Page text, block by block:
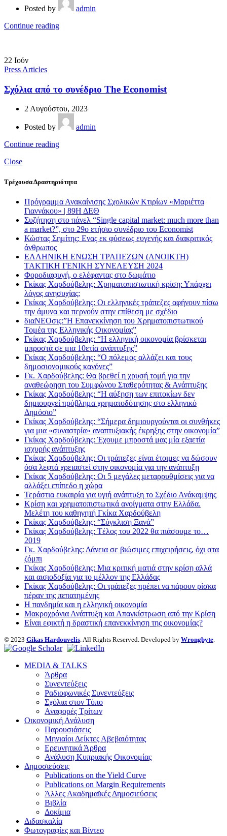
Posted by
admin
Continue reading
22 Ιούν
Press Articles
Σχόλια από το συνέδριο The Economist
2 Αυγούστου, 2023
Posted by
admin
Continue reading
Close
Τρέχουσα Δραστηριότητα
Πρόγραμμα Ανακαίνισης Σχολικών Κτιρίων «Μαριέττα
Γιαννάκου» | 89Η ΔΕΘ
Συζήτηση στο πάνελ “Single capital market: much more than
a market?”, στο 29ο ετήσιο συνέδριο του Economist
Κώστας Σημίτης: Ενας εκ φύσεως ευγενής και διακριτικός
άνθρωπος
ΕΛΛΗΝΙΚΗ ΕΝΩΣΗ ΤΡΑΠΕΖΩΝ (ΑΝΟΙΚΤΗ)
ΤΑΚΤΙΚΗ ΓΕΝΙΚΗ ΣΥΝΕΛΕΥΣΗ 2024
Φοροδιαφυγή, ο ελέφαντας στο δωμάτιο
Γκίκας Χαρδούβελης: Χρηματοπιστωτική κρίση: Υπάρχει
λόγος ανησυχίας;
Γκίκας Χαρδούβελης: Οι ελληνικές τράπεζες αφήνουν πίσω
την άμυνα και περνούν στην επίθεση με σχέδιο
διαΝΕΟσις:”Η Επανεκκίνηση του Χρηματοπιστωτικού
Τομέα της Ελληνικής Οικονομίας”
Γκίκας Χαρδούβελης: “Η ελληνική οικονομία βρίσκεται
μπροστά σε μια 10ετία ανάπτυξης”
Γκίκας Χαρδούβελης: “Ο πόλεμος αλλάζει και τους
δημοσιονομικούς κανόνες”
Γκ. Χαρδούβελης: Θα βρεθεί η χρυσή τομή για την
αναθεώρηση του Συμφώνου Σταθερότητας & Ανάπτυξης
Γκίκας Χαρδούβελης: “Η αύξηση των επιτοκίων δεν
δημιουργεί πρόβλημα χρηματοδότησης στο ελληνικό
Δημόσιο”
Γκίκας Χαρδούβελης: “Σήμερα δημιουργούνται οι συνθήκες
για μια «συναστρία» αναπτυξιακής έκρηξης στην οικονομία”
Γκίκας Χαρδούβελης: Έχουμε μπροστά μας μία εξαετία
ισχυρής ανάπτυξης
Γκίκας Χαρδούβελης: Οι τράπεζες είναι έτοιμες να δώσουν
όσα λεφτά χρειαστεί στην οικονομία για την ανάπτυξη
Γκίκας Χαρδούβελης: Οι 5 μεγάλες μεταρρυθμίσεις για να
αλλάξει επίπεδο η χώρα
Τεράστια ευκαιρία για υγιή ανάπτυξη το Σχέδιο Ανάκαμψης
Κρίση και χρηματοπιστωτικά ανοίγματα στην Ελλάδα.
Μελέτη του καθηγητή Γκίκα Χαρδούβελη
Γκίκας Χαρδούβελης: “Σύγκλιση Ξανά”
Γκίκας Χαρδούβελης: Tέλος του 2022 θα πιάσουμε το…
2019
Γκ. Χαρδούβελης: Δάνεια σε βιώσιμες επιχειρήσεις, όχι στα
ζόμπι
Γκίκας Χαρδούβελης: Μια κριτική ματιά στην κρίση αλλά
και αισιοδοξία για το μέλλον της Ελλάδας
Γκίκας Χαρδούβελης: Οι τράπεζες πρέπει να πάρουν ρίσκα
πέραν της πεπατημένης
Η πανδημία και η ελληνική οικονομία
Μακροχρόνια Ανάπτυξη και Απαγκίστρωση από την Κρίση
Είναι εφικτή η δραστική επανεκκίνηση της οικονομίας?
© 2023 Gikas Hardouvelis . All Rights Reserved. Developed by Wrongbyte
MEDIA & TALKS
Άρθρα
Συνεντεύξεις
Ραδιοφωνικές Συνεντεύξεις
Σχόλια στον Τύπο
Αναφορές Τρίτων
Οικονομική Ανάλυση
Παρουσιάσεις
Μηνιαίοι Δείκτες Αβεβαιότητας
Ερευνητικά Άρθρα
Ανάλυση Κυπριακής Οικονομίας
Δημοσιεύσεις
Publications on the Yield Curve
Publications on Margin Requirements
Άλλες Ακαδημαϊκές Δημοσιεύσεις
Βιβλία
Δοκίμια
Διδασκαλία
Φωτογραφίες και Βίντεο